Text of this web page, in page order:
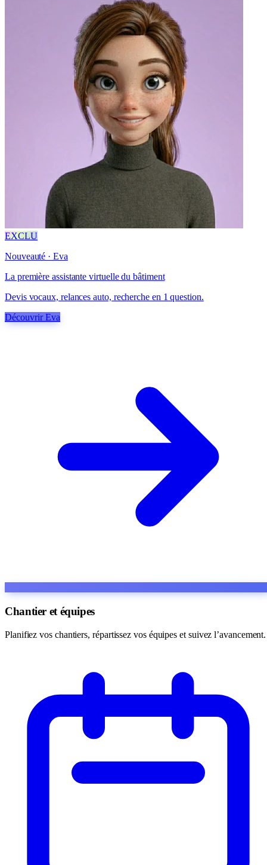
EXCLU
Nouveauté · Eva
La première assistante virtuelle du bâtiment
Devis vocaux, relances auto, recherche en 1 question.
Découvrir Eva
Chantier et équipes
Planifiez vos chantiers, répartissez vos équipes et suivez l’avancement.